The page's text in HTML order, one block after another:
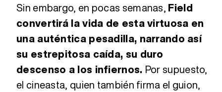
Sin embargo, en pocas semanas, Field
convertirá la vida de esta virtuosa en
una auténtica pesadilla, narrando así
su estrepitosa caída, su duro
descenso a los infiernos. Por supuesto,
el cineasta, quien también firma el guion,